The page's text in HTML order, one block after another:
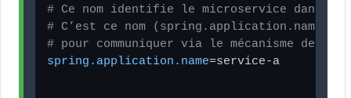
# Ce nom identifie le microservice dans le
# C’est ce nom (spring.application.name)
# pour communiquer via le mécanisme de
spring.application.name=service-a